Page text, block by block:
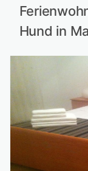
Hund in